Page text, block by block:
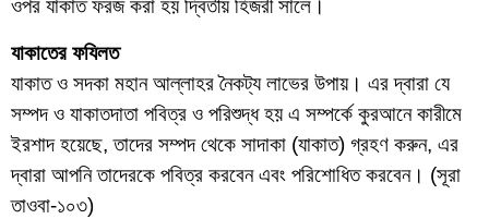
ওপর যাকাত ফরজ করা হয় দ্বিতীয় হিজরী সালে।
যাকাতের ফযিলত
যাকাত ও সদকা মহান আল্লাহর নৈকট্য লাভের উপায়। এর দ্বারা যে
সম্পদ ও যাকাতদাতা পবিত্র ও পরিশুদ্ধ হয় এ সম্পর্কে কুরআনে কারীমে
ইরশাদ হয়েছে, তাদের সম্পদ থেকে সাদাকা (যাকাত) গ্রহণ করুন, এর
দ্বারা আপনি তাদেরকে পবিত্র করবেন এবং পরিশোধিত করবেন। (সূরা
তাওবা-১০৩)